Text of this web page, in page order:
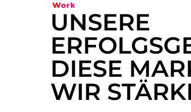
Work
UNSERE
DIESE
WIR